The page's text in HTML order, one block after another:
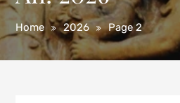
Home 2026 Page 2